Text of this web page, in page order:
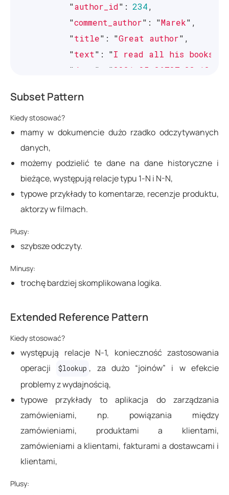
"author_id" : 234,
"comment_author" : "Marek" ,
"title" : "Great author" ,
"text" : "I read all his books!
" date " "2021-05-
// ...
],
"recent_books" : [
"_id : 123454,
"name": "Clean Code, A
"year": "2009",
"author_id
},
Subset Pattern
Kiedy stosować?
mamy w dokumencie dużo rzadko odczytywanych
danych,
możemy podzielić te dane na dane historyczne i
bieżące, występują relacje typu 1-N i N-N,
typowe przykłady to komentarze, recenzje produktu,
aktorzy w filmach.
Plusy:
szybsze odczyty.
Minusy:
trochę bardziej skomplikowana logika.
Extended Reference Pattern
Kiedy stosować?
występują relacje N-1, konieczność zastosowania
operacji
$lookup , za dużo “joinów” i w efekcie
problemy z wydajnością,
typowe przykłady to aplikacja do zarządzania
zamówieniami, np. powiązania między
zamówieniami, produktami a klientami,
zamówieniami a klientami, fakturami a dostawcami i
klientami,
Plusy: